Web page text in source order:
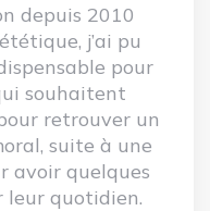
depuis 2010
j’ai pu
pour
souhaitent
retrouver un
suite à une
avoir quelques
leur quotidien.